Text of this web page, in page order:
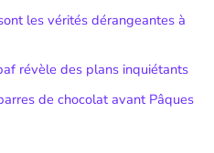
les vérités dérangeantes à
révèle des plans inquiétants
de chocolat avant Pâques